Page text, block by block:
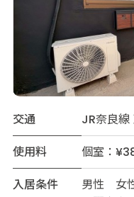
交通
JR奈良線
使用料
個室：
入居条件
男性 女